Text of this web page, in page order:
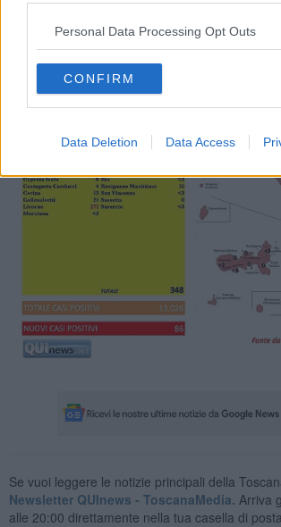
Personal Data Processing Opt Outs
CONFIRM
Data Deletion Data Access
All’ospedale diLivorno64 i ricoverati, di cui 9 in
vaccinazioni di cui6.122
Se vuoi leggere le notizie principali della
Newsletter QUInews - ToscanaMedia. Arriva
alle 20:00 direttamente nella tua casella di posta.